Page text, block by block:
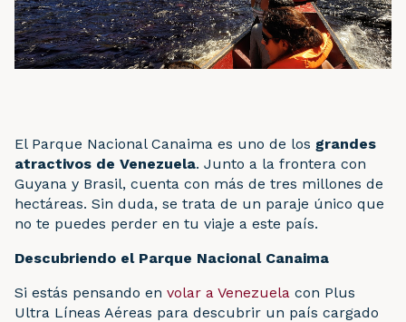
El Parque Nacional Canaima es uno de los grandes
atractivos de Venezuela. Junto a la frontera con
Guyana y Brasil, cuenta con más de tres millones de
hectáreas. Sin duda, se trata de un paraje único que
no te puedes perder en tu viaje a este país.
Descubriendo el Parque Nacional Canaima
Si estás pensando en volar a Venezuela con Plus
Ultra Líneas Aéreas para descubrir un país cargado